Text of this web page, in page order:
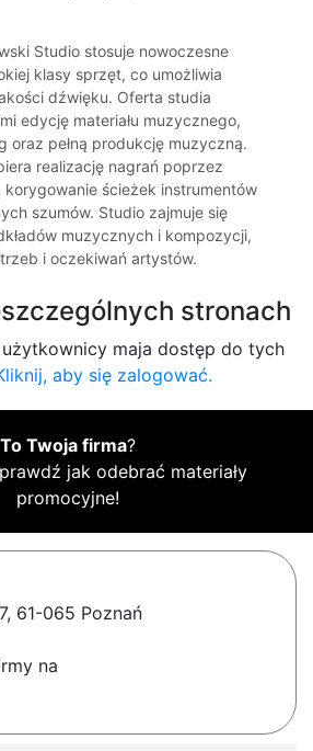
Studio stosuje nowoczesne
klasy sprzęt, co umożliwia
dźwięku. Oferta studia
edycję materiału muzycznego,
oraz pełną produkcję muzyczną.
realizację nagrań poprzez
korygowanie ścieżek instrumentów
szumów. Studio zajmuje się
muzycznych i kompozycji,
i oczekiwań artystów.
stronach
maja dostęp do tych
aby się zalogować.
To Twoja firma?
jak odebrać materiały
promocyjne!
61-065 Poznań
na